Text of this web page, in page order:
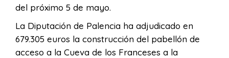
del próximo 5 de mayo.
La Diputación de Palencia ha adjudicado en
679.305 euros la construcción del pabellón de
acceso a la Cueva de los Franceses a la